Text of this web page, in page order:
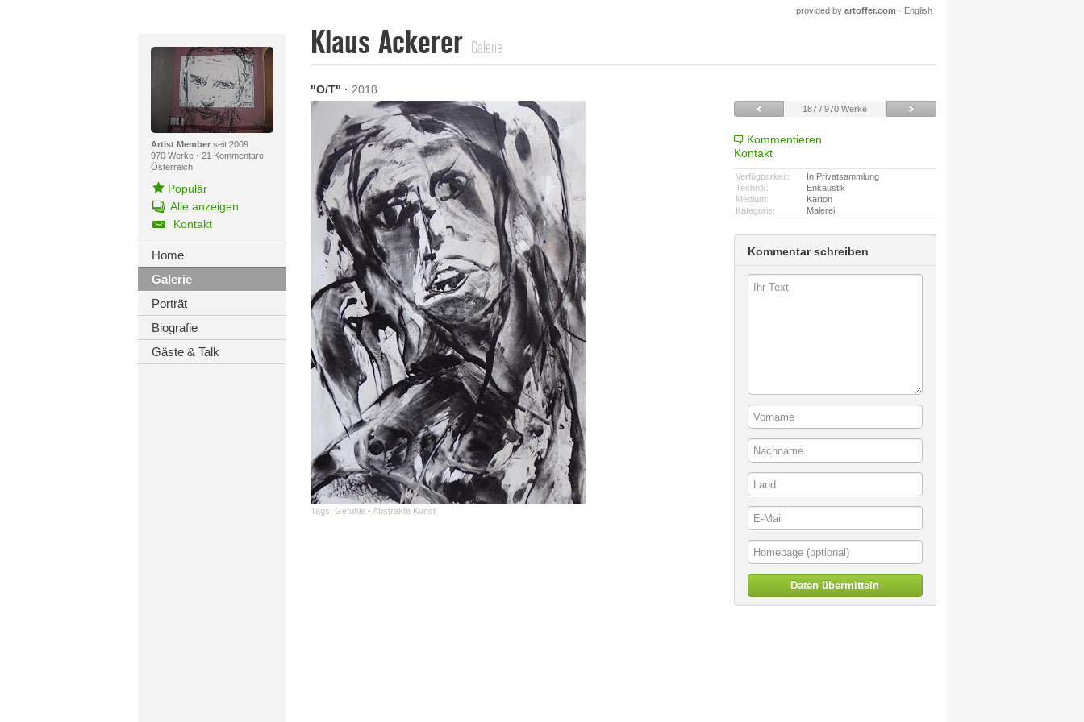
Artist Memberseit 2009
970 Werke · 21 Kommentare
Österreich
Populär
Alle anzeigen
Kontakt
Home
Galerie
Porträt
Biografie
Gäste & Talk
provided by artoffer.com · English
Klaus Ackerer Galerie
"O/T" · 2018
Tags: Gefühle · Abstrakte Kunst
187 / 970 Werke
Kommentieren
Kontakt
Verfügbarkeit:
In Privatsammlung
Technik:
Enkaustik
Medium:
Karton
Kategorie:
Malerei
Kommentar schreiben
Daten übermitteln